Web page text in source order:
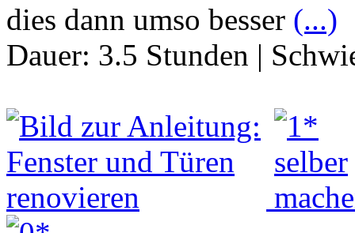
dies dann umso besser (...)
Dauer: 3.5 Stunden |